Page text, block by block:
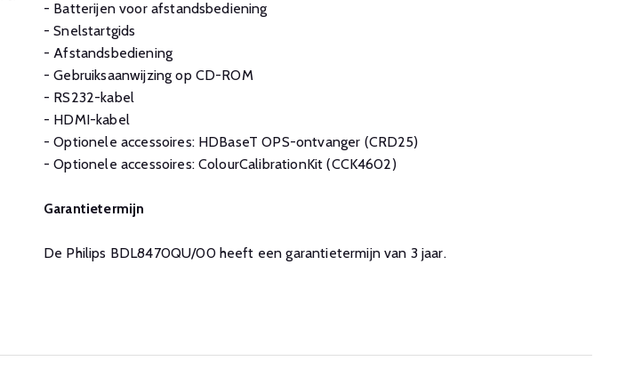
- Batterijen voor afstandsbediening
- Snelstartgids
- Afstandsbediening
- Gebruiksaanwijzing op CD-ROM
- RS232-kabel
- HDMI-kabel
- Optionele accessoires: HDBaseT OPS-ontvanger (CRD25)
- Optionele accessoires: ColourCalibrationKit (CCK4602)
Garantietermijn
De Philips BDL8470QU/00 heeft een garantietermijn van 3 jaar.